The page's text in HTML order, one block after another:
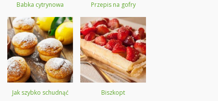
Babka cytrynowa Przepis na gofry
Jak szybko schudnąć Biszkopt